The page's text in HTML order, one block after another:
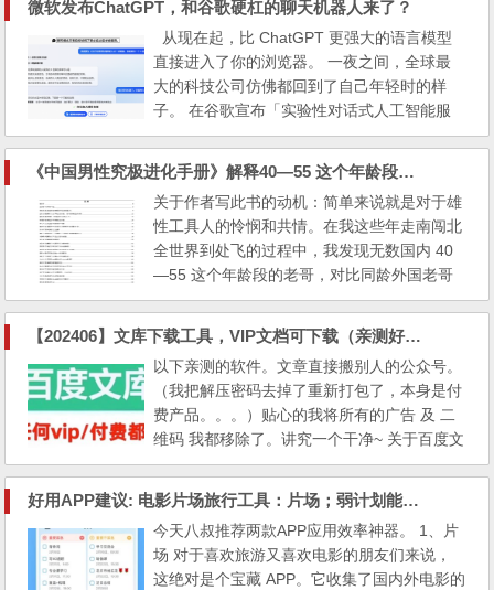
微软发布ChatGPT，和谷歌硬杠的聊天机器人来了？
从现在起，比 ChatGPT 更强大的语言模型
直接进入了你的浏览器。 一夜之间，全球最
大的科技公司仿佛都回到了自己年轻时的样
子。 在谷歌宣布「实验性对话式人工智能服
务」Bard 之后仅 24 小时，北京时间 2 月 8
日凌晨两点，微软发布了面向大众的 AI 语言
模型产品的重大公告。 通过与 ChatGPT 发明
者 OpenAI 合作，微软给自己的搜索引擎加入
了先进的 AI 对话模型，以支持全新版本的必
应（Bing）和 Edg...
《中国男性究极进化手册》解释40—55 这个年龄段的老哥，为何对比同龄外国老哥是极其悲惨的
关于作者写此书的动机：简单来说就是对于雄
性工具人的怜悯和共情。在我这些年走南闯北
全世界到处飞的过程中，我发现无数国内 40
—55 这个年龄段的老哥，对比同龄外国老哥
（包括同水平差不多的发展中国家）是极其悲
惨的。 他们拿死力赚钱，一天十几小时，甚
至一个月不休息超过 4 天。钱全都会直接上缴
到妻子，供养家庭，完全没有一个正常人应该
有的享受和快乐，也不会去考虑到自己是不是
痛苦/压抑和低生命品...
【202406】文库下载工具，VIP文档可下载（亲测好用2024-06-26）文档下载神器
以下亲测的软件。文章直接搬别人的公众号。
（我把解压密码去掉了重新打包了，本身是付
费产品。。。）贴心的我将所有的广告 及 二
维码 我都移除了。讲究一个干净~ 关于百度文
库下载工具，本公众号上次测试文库下载工具
Win11和10好用，本次新增了Win7系统使用的
适配工具。 最新版：百度文库下载工具，VIP
文档可下载（2024-06-26亲测好用） 群里经
常有人求助：怎么下载百度文库的收费文档
（积分文档+VIP...
好用APP建议: 电影片场旅行工具：片场；弱计划能力、选择恐惧症超级规划工具：氢时光
今天八叔推荐两款APP应用效率神器。 1、片
场 对于喜欢旅游又喜欢电影的朋友们来说，
这绝对是个宝藏 APP。它收集了国内外电影的